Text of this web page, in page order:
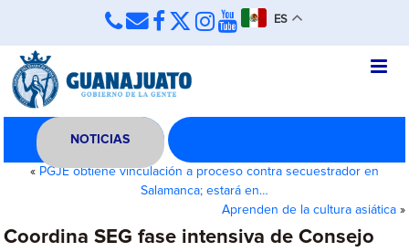
ES
NOTICIAS
« PGJE obtiene vinculación a proceso contra secuestrador en
Salamanca; estará en…
Aprenden de la cultura asiática»
Coordina SEG fase intensiva de Consejo